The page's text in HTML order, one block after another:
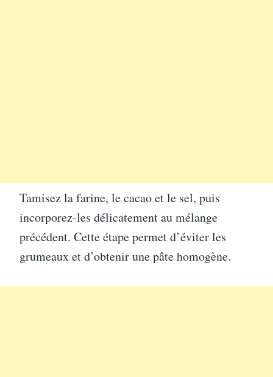
Tamisez la farine, le cacao et le sel, puis
incorporez-les délicatement au mélange
précédent. Cette étape permet d’éviter les
grumeaux et d’obtenir une pâte homogène.